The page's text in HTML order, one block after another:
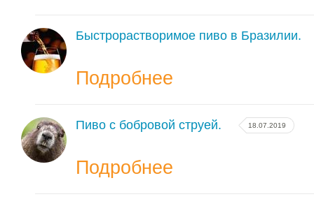
Быстрорастворимое пиво в Бразилии.
Подробнее
Пиво с бобровой струей. 18.07.2019
Подробнее